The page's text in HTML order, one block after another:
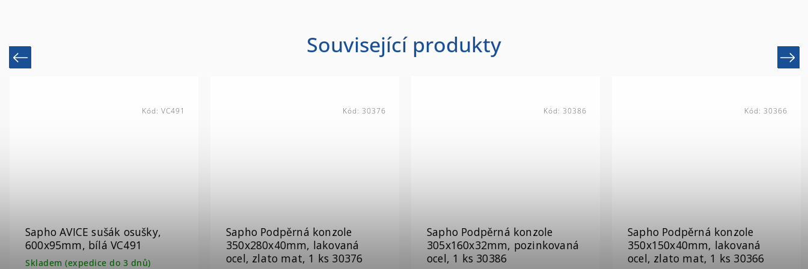
Související produkty
Previous
Sapho Podpěrná konzole
350x280x40mm, lakovaná
ocel, zlato mat, 1 ks 30376
Kód: 30376
Sapho Podpěrná konzole
305x160x32mm, pozinkovaná
ocel, 1 ks 30386
Kód: 30386
Sapho Podpěrná konzole
350x150x40mm, lakovaná
ocel, zlato mat, 1 ks 30366
Kód: 30366
Sapho AVICE sušák osušky,
450x95mm, černá mat VC467
Skladem (expedice do 3 dnů)
Kód: VC467
Next